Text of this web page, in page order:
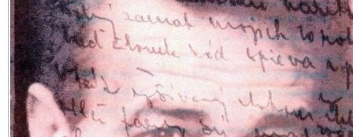
V rokoch 1966 – 1967 bol spoluzakladateľom
šéfredaktorom literárneho časopisu Romboid. V
1968 zastával funkciu predsedu Zväzu
spisovateľov.
Po vzniku federatívneho usporiadania ČSSR od 1.
sa stal Válek ministrom kultúry v slovenskej vláde a
členom predsedníctva ÚV Komunistickej strany